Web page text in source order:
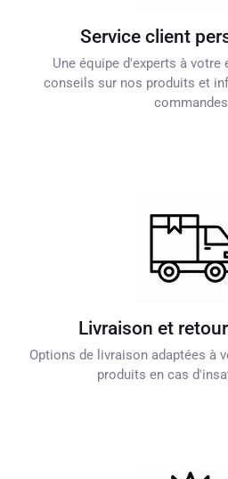
Service client
Une équipe d'experts à votre
conseils sur nos produits et
commandes
Livraison et
Options de livraison adaptées à
produits en cas